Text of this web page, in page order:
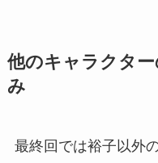
他のキャラクタ
み
最終回では裕子以外